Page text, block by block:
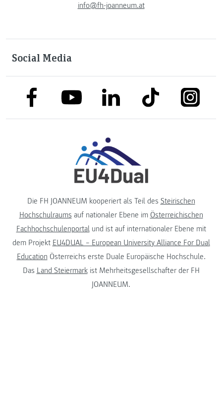
info@fh-joanneum.at
Social Media
link to facebooklink to youtubelink to linkedinlink to tiktok
Die FH JOANNEUM kooperiert als Teil des Steirischen
Hochschulraums auf nationaler Ebene im Österreichischen
Fachhochschulenportalund ist auf internationaler Ebene mit
dem Projekt EU4DUAL – European University Alliance For Dual
Education Österreichs erste Duale Europäische Hochschule.
Das Land Steiermarkist Mehrheitsgesellschafter der FH
JOANNEUM.